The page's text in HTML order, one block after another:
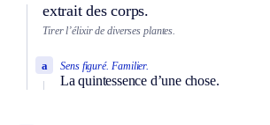
extrait des corps.
Tirer l’élixir de diverses plantes.
Sens figuré. Familier.
La quintessence d’une chose.
a